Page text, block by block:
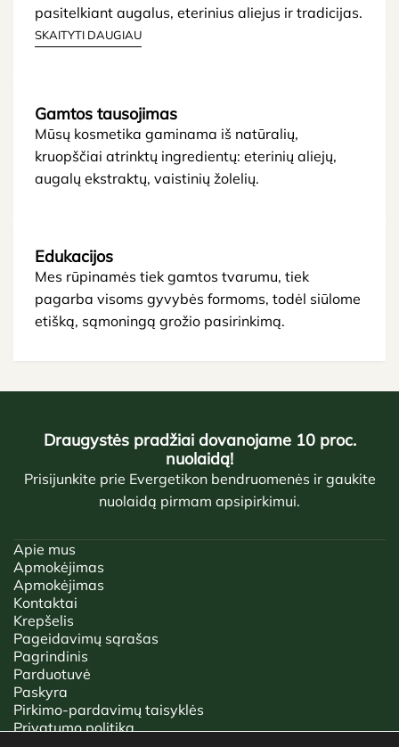
pasitelkiant augalus, eterinius aliejus ir tradicijas.
SKAITYTI DAUGIAU
Gamtos tausojimas
Mūsų kosmetika gaminama iš natūralių,
kruopščiai atrinktų ingredientų: eterinių aliejų,
augalų ekstraktų, vaistinių žolelių.
Edukacijos
Mes rūpinamės tiek gamtos tvarumu, tiek
pagarba visoms gyvybės formoms, todėl siūlome
etišką, sąmoningą grožio pasirinkimą.
Draugystės pradžiai dovanojame 10 proc.
nuolaidą!
Prisijunkite prie Evergetikon bendruomenės ir gaukite
nuolaidą pirmam apsipirkimui.
Apie mus
Apmokėjimas
Apmokėjimas
Kontaktai
Krepšelis
Pageidavimų sąrašas
Pagrindinis
Parduotuvė
Paskyra
Pirkimo-pardavimų taisyklės
Privatumo politika